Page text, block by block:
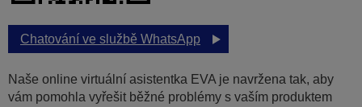
Chatování ve službě WhatsApp
Naše online virtuální asistentka EVA je navržena tak, aby
vám pomohla vyřešit běžné problémy s vaším produktem